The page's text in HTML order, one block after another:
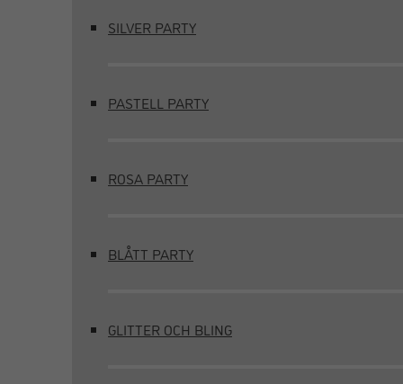
SILVER PARTY
PASTELL PARTY
ROSA PARTY
BLÅTT PARTY
GLITTER OCH BLING